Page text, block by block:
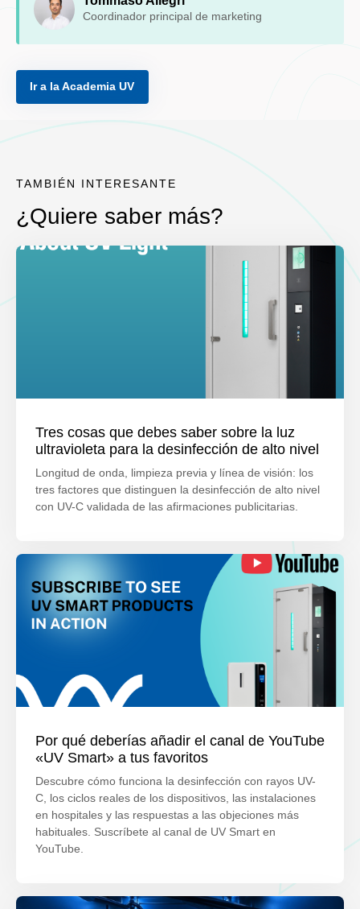
Coordinador principal de marketing
Ir a la Academia UV
TAMBIÉN INTERESANTE
¿Quiere saber más?
Tres cosas que debes saber sobre la luz
ultravioleta para la desinfección de alto nivel
Longitud de onda, limpieza previa y línea de visión: los
tres factores que distinguen la desinfección de alto nivel
con UV-C validada de las afirmaciones publicitarias.
Por qué deberías añadir el canal de YouTube
«UV Smart» a tus favoritos
Descubre cómo funciona la desinfección con rayos UV-
C, los ciclos reales de los dispositivos, las instalaciones
en hospitales y las respuestas a las objeciones más
habituales. Suscríbete al canal de UV Smart en
YouTube.